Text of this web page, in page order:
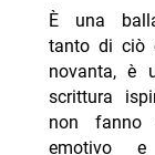
È una
tanto di ciò
novanta, è
scrittura
non
emotivo